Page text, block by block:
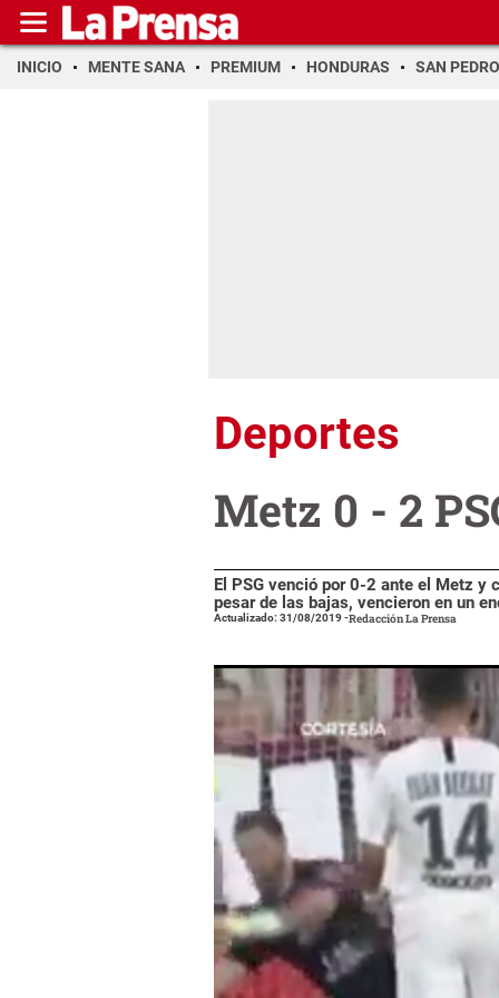
INICIO MENTE SANA PREMIUM HONDURAS SAN PEDRO
Deportes
Metz 0 - 2
El PSG venció por 0-2 ante el Metz y
pesar de las bajas, vencieron en un
Actualizado: 31/08/2019-Redacción La Prensa